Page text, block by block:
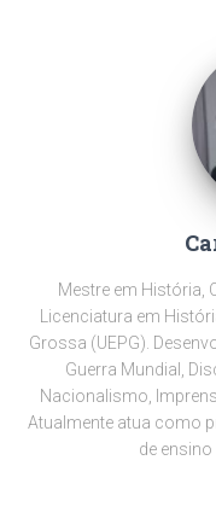
Mestre em História,
Licenciatura em
Grossa (UEPG).
Guerra Mundial,
Nacionalismo,
Atualmente atua como
de ensino